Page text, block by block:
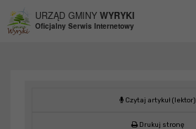
URZĄD GMINY WYRYKI
Oficjalny Serwis Internetowy
Czytaj artykuł (lektor)
Drukuj stronę